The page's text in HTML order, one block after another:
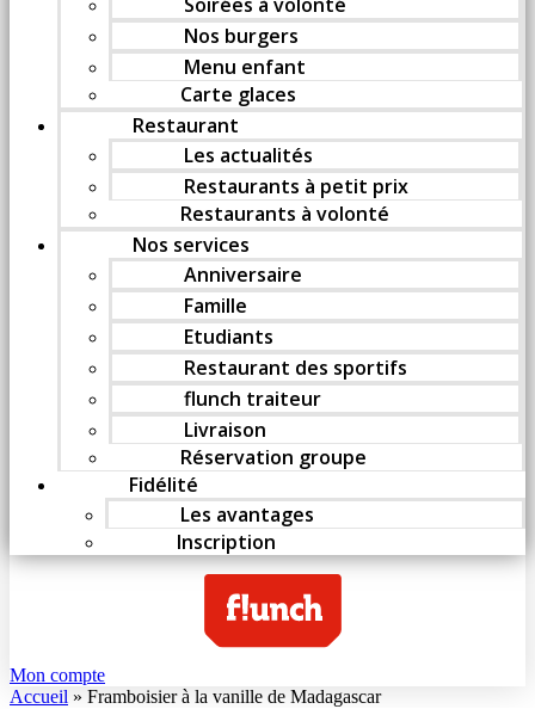
Nos burgers
Menu enfant
Carte glaces
Restaurant
Les actualités
Restaurants à petit prix
Restaurants à volonté
Nos services
Anniversaire
Famille
Etudiants
Restaurant des sportifs
flunch traiteur
Livraison
Réservation groupe
Fidélité
Les avantages
Inscription
Mon compte
Accueil » Framboisier à la vanille de Madagascar